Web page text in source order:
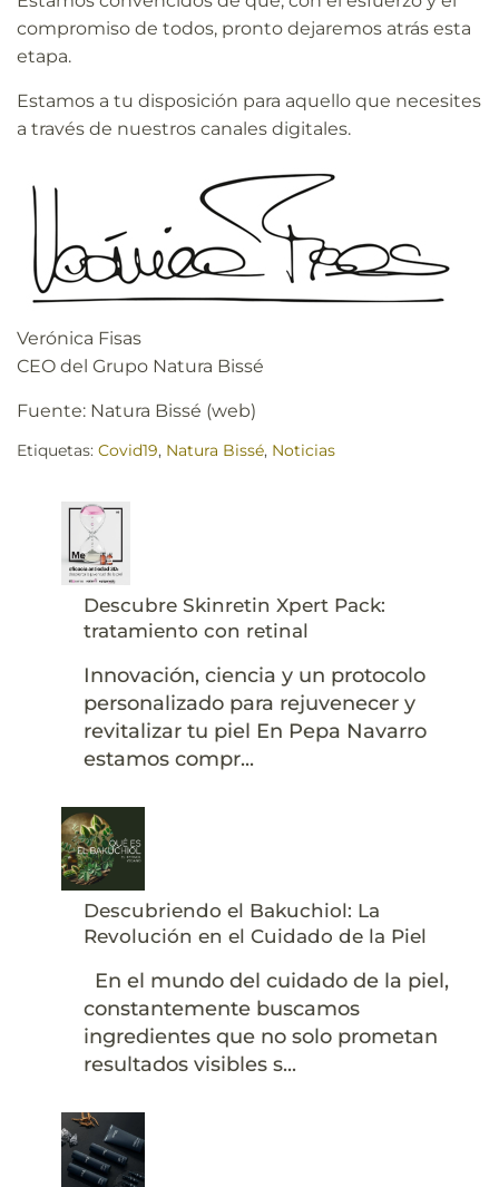
compromiso de todos, pronto dejaremos atrás esta
etapa.
Estamos a tu disposición para aquello que necesites
a través de nuestros canales digitales.
Verónica Fisas
CEO del Grupo Natura Bissé
Fuente: Natura Bissé (web)
Etiquetas: Covid19, Natura Bissé, Noticias
Descubre Skinretin Xpert Pack:
tratamiento con retinal
Innovación, ciencia y un protocolo
personalizado para rejuvenecer y
revitalizar tu piel En Pepa Navarro
estamos compr...
Descubriendo el Bakuchiol: La
Revolución en el Cuidado de la Piel
En el mundo del cuidado de la piel,
constantemente buscamos
ingredientes que no solo prometan
resultados visibles s...